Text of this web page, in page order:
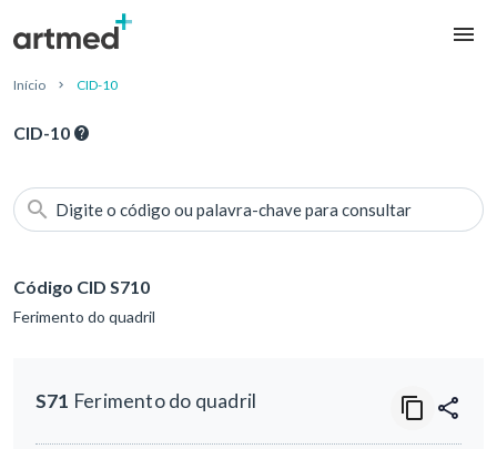
Início CID-10
CID-10
Digite o código ou palavra-chave para consultar
Código CID S710
Ferimento do quadril
S71 Ferimento do quadril